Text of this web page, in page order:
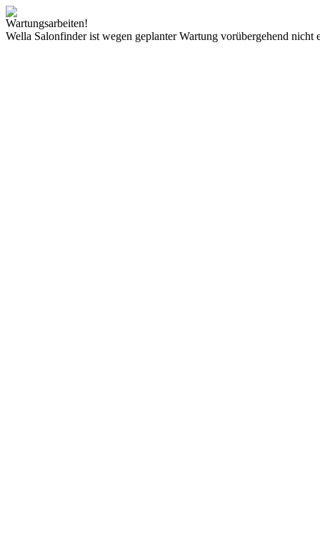
Wartungsarbeiten!
Wella Salonfinder ist wegen geplanter Wartung vorübergehend